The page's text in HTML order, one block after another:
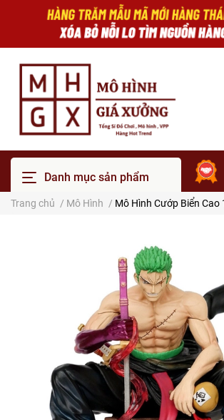
Danh mục sản phẩm
Trang chủ / Mô Hình / Mô Hình Cướp Biển Cao